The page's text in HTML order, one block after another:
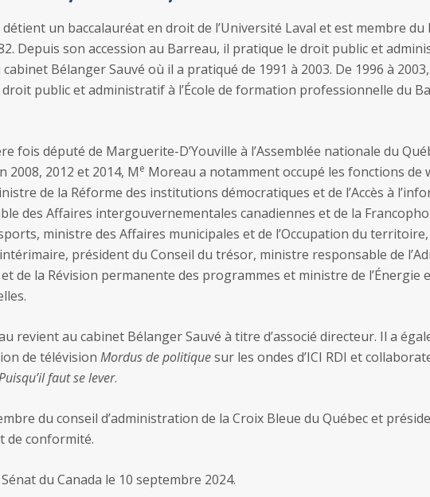
un baccalauréat en droit de l’Université Laval et est membre du
Depuis son accession au Barreau, il pratique le droit public et
Bélanger Sauvé où il a pratiqué de 1991 à 2003. De 1996 à
public et administratif à l’École de formation professionnelle du
fois député de Marguerite-D’Youville à l’Assemblée nationale du
2008, 2012 et 2014, Me Moreau a notamment occupé les fonctions de
de la Réforme des institutions démocratiques et de l’Accès à
des Affaires intergouvernementales canadiennes et de la
ministre des Affaires municipales et de l’Occupation du
président du Conseil du trésor, ministre responsable de
de la Révision permanente des programmes et ministre de l’Énergie
revient au cabinet Bélanger Sauvé à titre d’associé directeur. Il a
de télévision Mordus de politiquesur les ondes d’ICI RDI et
faut se lever.
du conseil d’administration de la Croix Bleue du Québec et
de conformité.
du Canada le 10 septembre 2024.